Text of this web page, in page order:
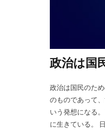
政治は国
政治は国民のた
のものであって
いう発想になる
に生きている。